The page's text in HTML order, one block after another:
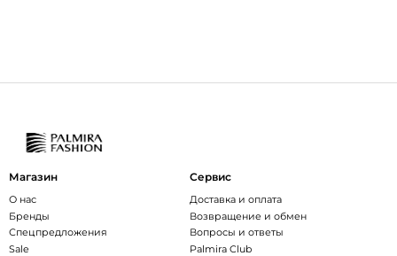
Магазин
О нас
Бренды
Спецпредложения
Sale
Сервис
Доставка и оплата
Возвращение и обмен
Вопросы и ответы
Palmira Club